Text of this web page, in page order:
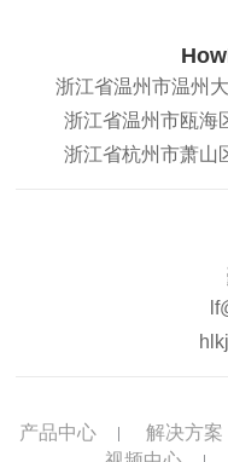
浙江省温州市温州
浙江省温州市瓯海
浙江省杭州市萧山
产品中心 解决方案